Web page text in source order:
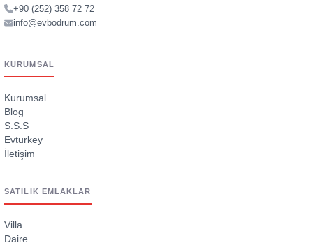
+90 (252) 358 72 72
info@evbodrum.com
KURUMSAL
Kurumsal
Blog
S.S.S
Evturkey
İletişim
SATILIK EMLAKLAR
Villa
Daire